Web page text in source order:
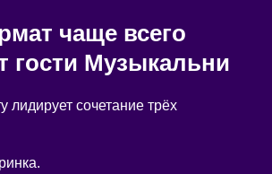
чаще всего
гости Музыкальни
сочетание трёх